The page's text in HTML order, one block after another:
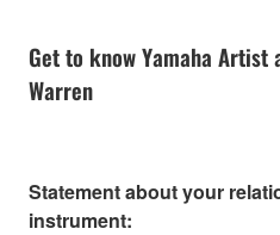
Get to know Yamaha Artist
Warren
Statement about your
instrument: